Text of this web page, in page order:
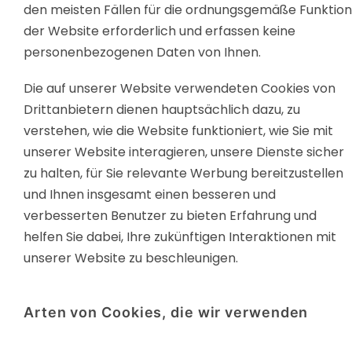
den meisten Fällen für die ordnungsgemäße Funktion
der Website erforderlich und erfassen keine
personenbezogenen Daten von Ihnen.
Die auf unserer Website verwendeten Cookies von
Drittanbietern dienen hauptsächlich dazu, zu
verstehen, wie die Website funktioniert, wie Sie mit
unserer Website interagieren, unsere Dienste sicher
zu halten, für Sie relevante Werbung bereitzustellen
und Ihnen insgesamt einen besseren und
verbesserten Benutzer zu bieten Erfahrung und
helfen Sie dabei, Ihre zukünftigen Interaktionen mit
unserer Website zu beschleunigen.
Arten von Cookies, die wir verwenden